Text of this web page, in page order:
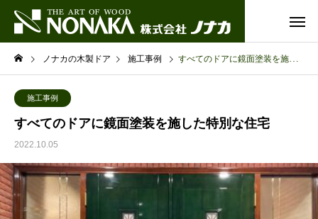
ノナカの木製ドア 施工事例 すべてのドアに鏡面塗装を施した特別な住宅
施工事例
すべてのドアに鏡面塗装を施した特別な住宅
2022.10.05